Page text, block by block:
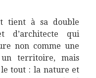
tient à sa double
d’architecte qui
non comme une
territoire, mais
le tout : la nature et